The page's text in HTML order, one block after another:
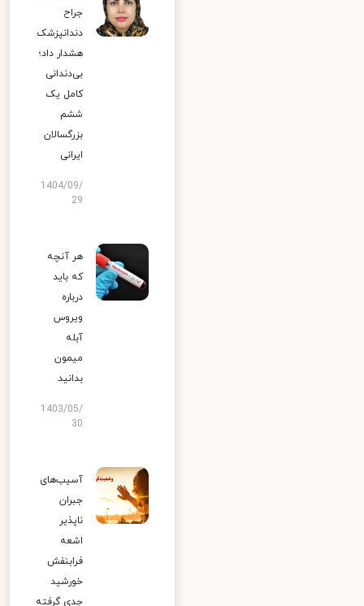
جراح
دندانپزشک
هشدار داد؛
بی‌دندانی
کامل یک
ششم
بزرگسالان
ایرانی
1404/09/
29
هر آنچه
که باید
درباره
ویروس
آبله
میمون
بدانید
1403/05/
30
آسیب‌های
جبران
ناپذیر
اشعه
فرابنفش
خورشید
جدی گرفته